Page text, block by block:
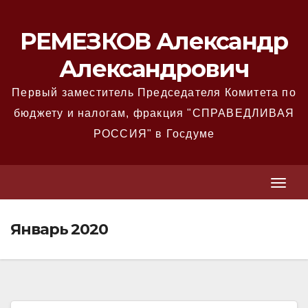
содержимому
РЕМЕЗКОВ Александр
Александрович
Первый заместитель Председателя Комитета по
бюджету и налогам, фракция "СПРАВЕДЛИВАЯ
РОССИЯ" в Госдуме
T
Январь 2020